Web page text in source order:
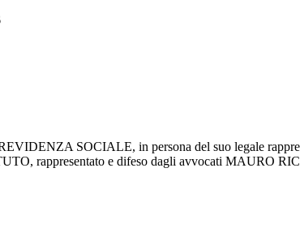
SOCIALE, in persona del suo legale
rappresentato e difeso dagli avvocati MAURO